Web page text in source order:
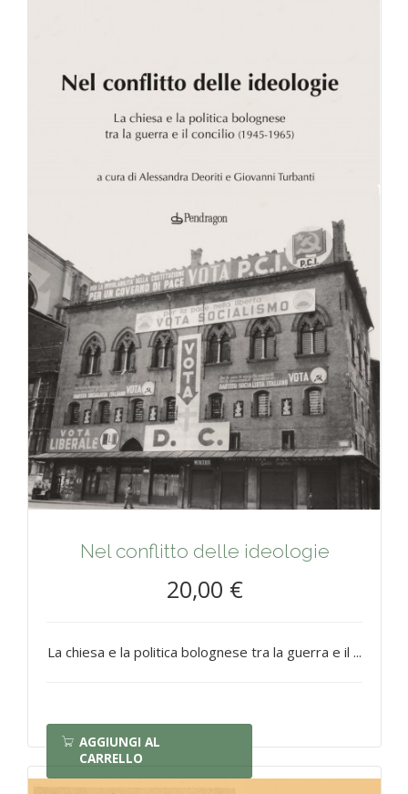
Nel conflitto delle ideologie
20,00 €
La chiesa e la politica bolognese tra la guerra e il ...
AGGIUNGI AL
CARRELLO